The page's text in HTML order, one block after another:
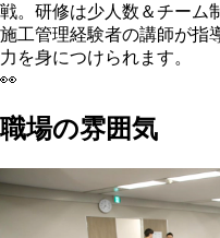
戦。研修は少人数＆チーム
施工管理経験者の講師が指
力を身につけられます。
👀
職場の雰囲気